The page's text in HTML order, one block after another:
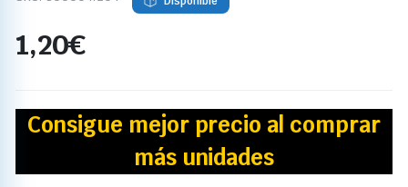
1,20€
Consigue mejor precio al comprar
más unidades